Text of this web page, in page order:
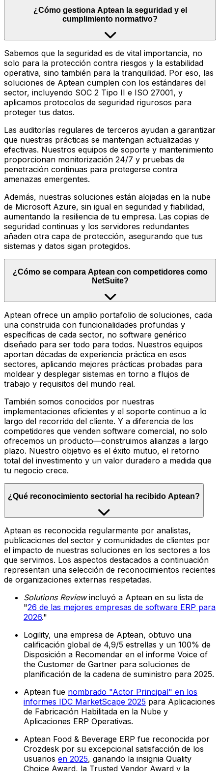
¿Cómo gestiona Aptean la seguridad y el
cumplimiento normativo?
Sabemos que la seguridad es de vital importancia, no
solo para la protección contra riesgos y la estabilidad
operativa, sino también para la tranquilidad. Por eso, las
soluciones de Aptean cumplen con los estándares del
sector, incluyendo SOC 2 Tipo II e ISO 27001, y
aplicamos protocolos de seguridad rigurosos para
proteger tus datos.
Las auditorías regulares de terceros ayudan a garantizar
que nuestras prácticas se mantengan actualizadas y
efectivas. Nuestros equipos de soporte y mantenimiento
proporcionan monitorización 24/7 y pruebas de
penetración continuas para protegerse contra
amenazas emergentes.
Además, nuestras soluciones están alojadas en la nube
de Microsoft Azure, sin igual en seguridad y fiabilidad,
aumentando la resiliencia de tu empresa. Las copias de
seguridad continuas y los servidores redundantes
añaden otra capa de protección, asegurando que tus
sistemas y datos sigan protegidos.
¿Cómo se compara Aptean con competidores como
NetSuite?
Aptean ofrece un amplio portafolio de soluciones, cada
una construida con funcionalidades profundas y
específicas de cada sector, no software genérico
diseñado para ser todo para todos. Nuestros equipos
aportan décadas de experiencia práctica en esos
sectores, aplicando mejores prácticas probadas para
moldear y desplegar sistemas en torno a flujos de
trabajo y requisitos del mundo real.
También somos conocidos por nuestras
implementaciones eficientes y el soporte continuo a lo
largo del recorrido del cliente. Y a diferencia de los
competidores que venden software comercial, no solo
ofrecemos un producto—construimos alianzas a largo
plazo. Nuestro objetivo es el éxito mutuo, el retorno
total del investimento y un valor duradero a medida que
tu negocio crece.
¿Qué reconocimiento sectorial ha recibido Aptean?
Aptean es reconocida regularmente por analistas,
publicaciones del sector y comunidades de clientes por
el impacto de nuestras soluciones en los sectores a los
que servimos. Los aspectos destacados a continuación
representan una selección de reconocimientos recientes
de organizaciones externas respetadas.
Solutions Reviewincluyó a Aptean en su lista de
"26 de las mejores empresas de software ERP para
2026."
Logility, una empresa de Aptean, obtuvo una
calificación global de 4,9/5 estrellas y un 100% de
Disposición a Recomendar en el informe Voice of
the Customer de Gartner para soluciones de
planificación de la cadena de suministro para 2025.
Aptean fue nombrado "Actor Principal" en los
informes IDC MarketScape 2025 para Aplicaciones
de Fabricación Habilitada en la Nube y
Aplicaciones ERP Operativas.
Aptean Food & Beverage ERP fue reconocida por
Crozdesk por su excepcional satisfacción de los
usuarios en 2025, ganando la insignia Quality
Choice Award, la Trusted Vendor Award y la